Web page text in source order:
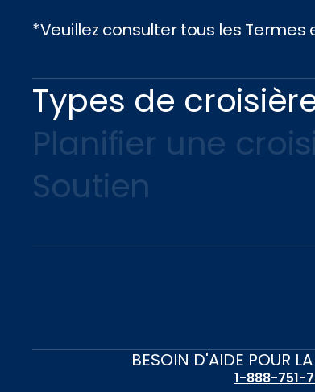
*Veuillez consulter tous les
Types de
Planifier une
Soutien
BESOIN D'AIDE POUR
1-888-751-